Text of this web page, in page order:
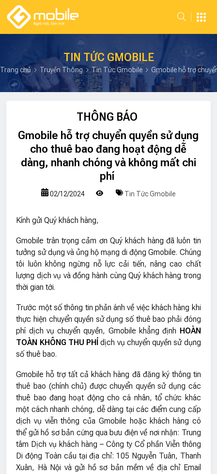
TIN TỨC GMOBILE
Trang chủ Truyền Thông Tin Tức Gmobile Gmobile hỗ trợ
THÔNG BÁO
Gmobile hỗ trợ chuyển quyền sử dụng
cho thuê bao đang hoạt động dễ
dàng, nhanh chóng và không mất chi
phí
02/12/2024 Tin Tức Gmobile
Kính gửi Quý khách hàng,
Gmobile trân trọng cảm ơn Quý khách hàng đã luôn tin
tưởng sử dụng và ủng hộ mạng di động Gmobile. Chúng
tôi luôn không ngừng nỗ lực cải tiến, nâng cao chất
lượng dịch vụ và đồng hành cùng Quý khách hàng trong
thời gian tới.
Trước một số thông tin phản ánh về việc khách hàng khi
thực hiện chuyển quyền sử dụng số thuê bao phải đóng
phí dịch vụ chuyển quyền, Gmobile khẳng định HOÀN
TOÀN KHÔNG THU PHÍ dịch vụ chuyển quyền sử dụng
số thuê bao.
Gmobile hỗ trợ tất cả khách hàng đã đăng ký thông tin
thuê bao (chính chủ) được chuyển quyền sử dụng các
thuê bao đang hoạt động cho cá nhân, tổ chức khác
một cách nhanh chóng, dễ dàng tại các điểm cung cấp
dịch vụ viễn thông của Gmobile hoặc khách hàng có
thể gửi hồ sơ bản cứng qua bưu điện về nơi nhận: Trung
tâm Dịch vụ khách hàng – Công ty Cổ phần Viễn thông
Di động Toàn cầu tại địa chỉ: 105 Nguyễn Tuân, Thanh
Xuân, Hà Nội và gửi hồ sơ bản mềm về địa chỉ Email